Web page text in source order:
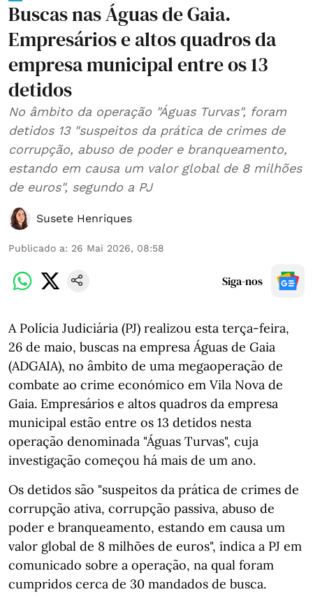
Buscas nas Águas de Gaia.
Empresários e altos quadros da
empresa municipal entre os 13
detidos
No âmbito da operação "Águas Turvas", foram
detidos 13 "suspeitos da prática de crimes de
corrupção, abuso de poder e branqueamento,
estando em causa um valor global de 8 milhões
de euros", segundo a PJ
Susete Henriques
Publicado a: 26 Mai 2026, 08:58
Siga-nos
A Polícia Judiciária (PJ) realizou esta terça-feira,
26 de maio, buscas na empresa Águas de Gaia
(ADGAIA), no âmbito de uma megaoperação de
combate ao crime económico em Vila Nova de
Gaia. Empresários e altos quadros da empresa
municipal estão entre os 13 detidos nesta
operação denominada "Águas Turvas", cuja
investigação começou há mais de um ano.
Os detidos são "suspeitos da prática de crimes de
corrupção ativa, corrupção passiva, abuso de
poder e branqueamento, estando em causa um
valor global de 8 milhões de euros", indica a PJ em
comunicado sobre a operação, na qual foram
cumpridos cerca de 30 mandados de busca.